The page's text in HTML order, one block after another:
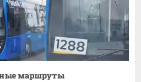
маршруты